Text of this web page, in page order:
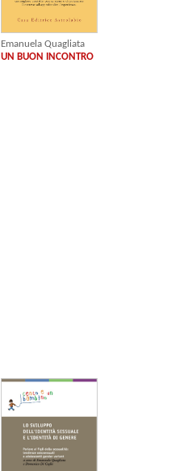
Emanuela Quagliata
UN BUON INCONTRO